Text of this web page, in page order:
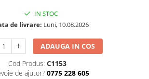
IN STOC
de livrare: Luni, 10.08.2026
ADAUGA IN COS
Cod Produs: C1153
de ajutor? 0775 228 605